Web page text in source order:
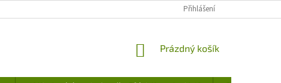
Přihlášení
NÁKUPNÍ
Prázdný košík